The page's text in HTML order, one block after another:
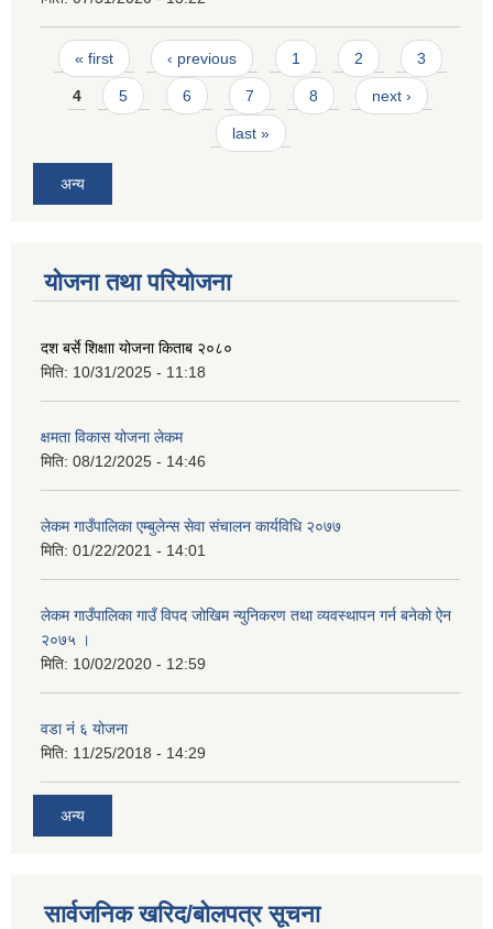
Pages
« first ‹ previous 1 2 3
4 5 6 7 8 next ›
last »
अन्य
योजना तथा परियोजना
दश बर्से शिक्षाा योजना किताब २०८०
मिति: 10/31/2025 - 11:18
क्षमता विकास योजना लेकम
मिति: 08/12/2025 - 14:46
लेकम गाउँपालिका एम्बुलेन्स सेवा संचालन कार्यविधि २०७७
मिति: 01/22/2021 - 14:01
लेकम गाउँपालिका गाउँ विपद जोखिम न्युनिकरण तथा व्यवस्थापन गर्न बनेको ऐन
२०७५ ।
मिति: 10/02/2020 - 12:59
वडा नं ६ योजना
मिति: 11/25/2018 - 14:29
अन्य
सार्वजनिक खरिद/बोलपत्र सूचना